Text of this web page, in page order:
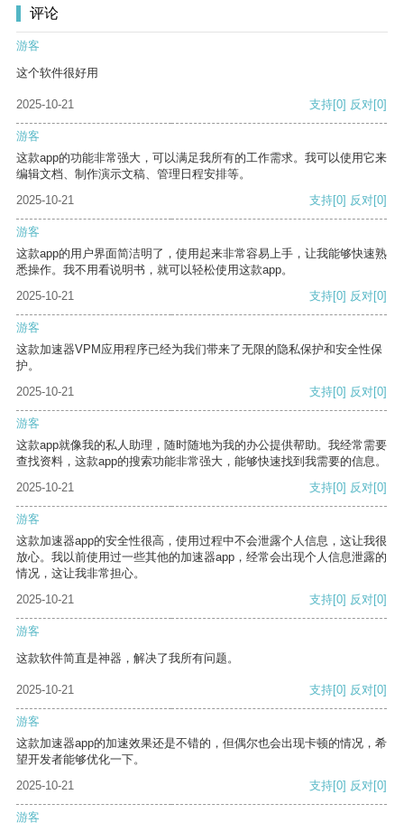
评论
游客
这个软件很好用
2025-10-21 支持[0] 反对[0]
游客
这款app的功能非常强大，可以满足我所有的工作需求。我可以使用它来
编辑文档、制作演示文稿、管理日程安排等。
2025-10-21
支持[0] 反对[0]
游客
这款app的用户界面简洁明了，使用起来非常容易上手，让我能够快速熟
悉操作。我不用看说明书，就可以轻松使用这款app。
2025-10-21
支持[0] 反对[0]
游客
这款加速器VPM应用程序已经为我们带来了无限的隐私保护和安全性保
护。
2025-10-21
支持[0] 反对[0]
游客
这款app就像我的私人助理，随时随地为我的办公提供帮助。我经常需要
查找资料，这款app的搜索功能非常强大，能够快速找到我需要的信息。
2025-10-21
支持[0] 反对[0]
游客
这款加速器app的安全性很高，使用过程中不会泄露个人信息，这让我很
放心。我以前使用过一些其他的加速器app，经常会出现个人信息泄露的
情况，这让我非常担心。
2025-10-21
支持[0] 反对[0]
游客
这款软件简直是神器，解决了我所有问题。
2025-10-21 支持[0] 反对[0]
游客
这款加速器app的加速效果还是不错的，但偶尔也会出现卡顿的情况，希
望开发者能够优化一下。
2025-10-21
支持[0] 反对[0]
游客